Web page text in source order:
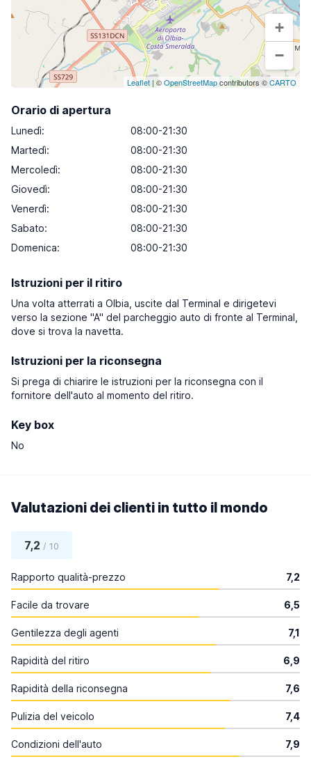
+
−
Leaflet | ©OpenStreetMapcontributors ©CARTO
Orario di apertura
Lunedì:
08:00-21:30
Martedì:
08:00-21:30
Mercoledì:
08:00-21:30
Giovedì:
08:00-21:30
Venerdì:
08:00-21:30
Sabato:
08:00-21:30
Domenica: 08:00-21:30
Istruzioni per il ritiro
Una volta atterrati a Olbia, uscite dal Terminal e dirigetevi
verso la sezione "A" del parcheggio auto di fronte al Terminal,
dove si trova la navetta.
Istruzioni per la riconsegna
Si prega di chiarire le istruzioni per la riconsegna con il
fornitore dell'auto al momento del ritiro.
Key box
No
Valutazioni dei clienti in tutto il mondo
7,2 / 10
Rapporto qualità-prezzo 7,2
Facile da trovare 6,5
Gentilezza degli agenti 7,1
Rapidità del ritiro 6,9
Rapidità della riconsegna 7,6
Pulizia del veicolo 7,4
Condizioni dell'auto 7,9